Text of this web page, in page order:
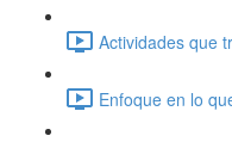
Actividades que
Enfoque en lo